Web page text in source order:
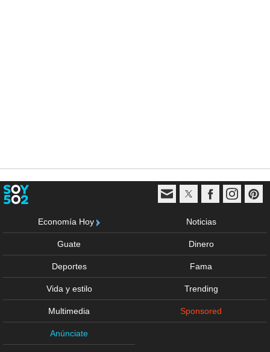
Economía Hoy Noticias
Guate Dinero
Deportes Fama
Vida y estilo Trending
Multimedia Sponsored
Anúnciate